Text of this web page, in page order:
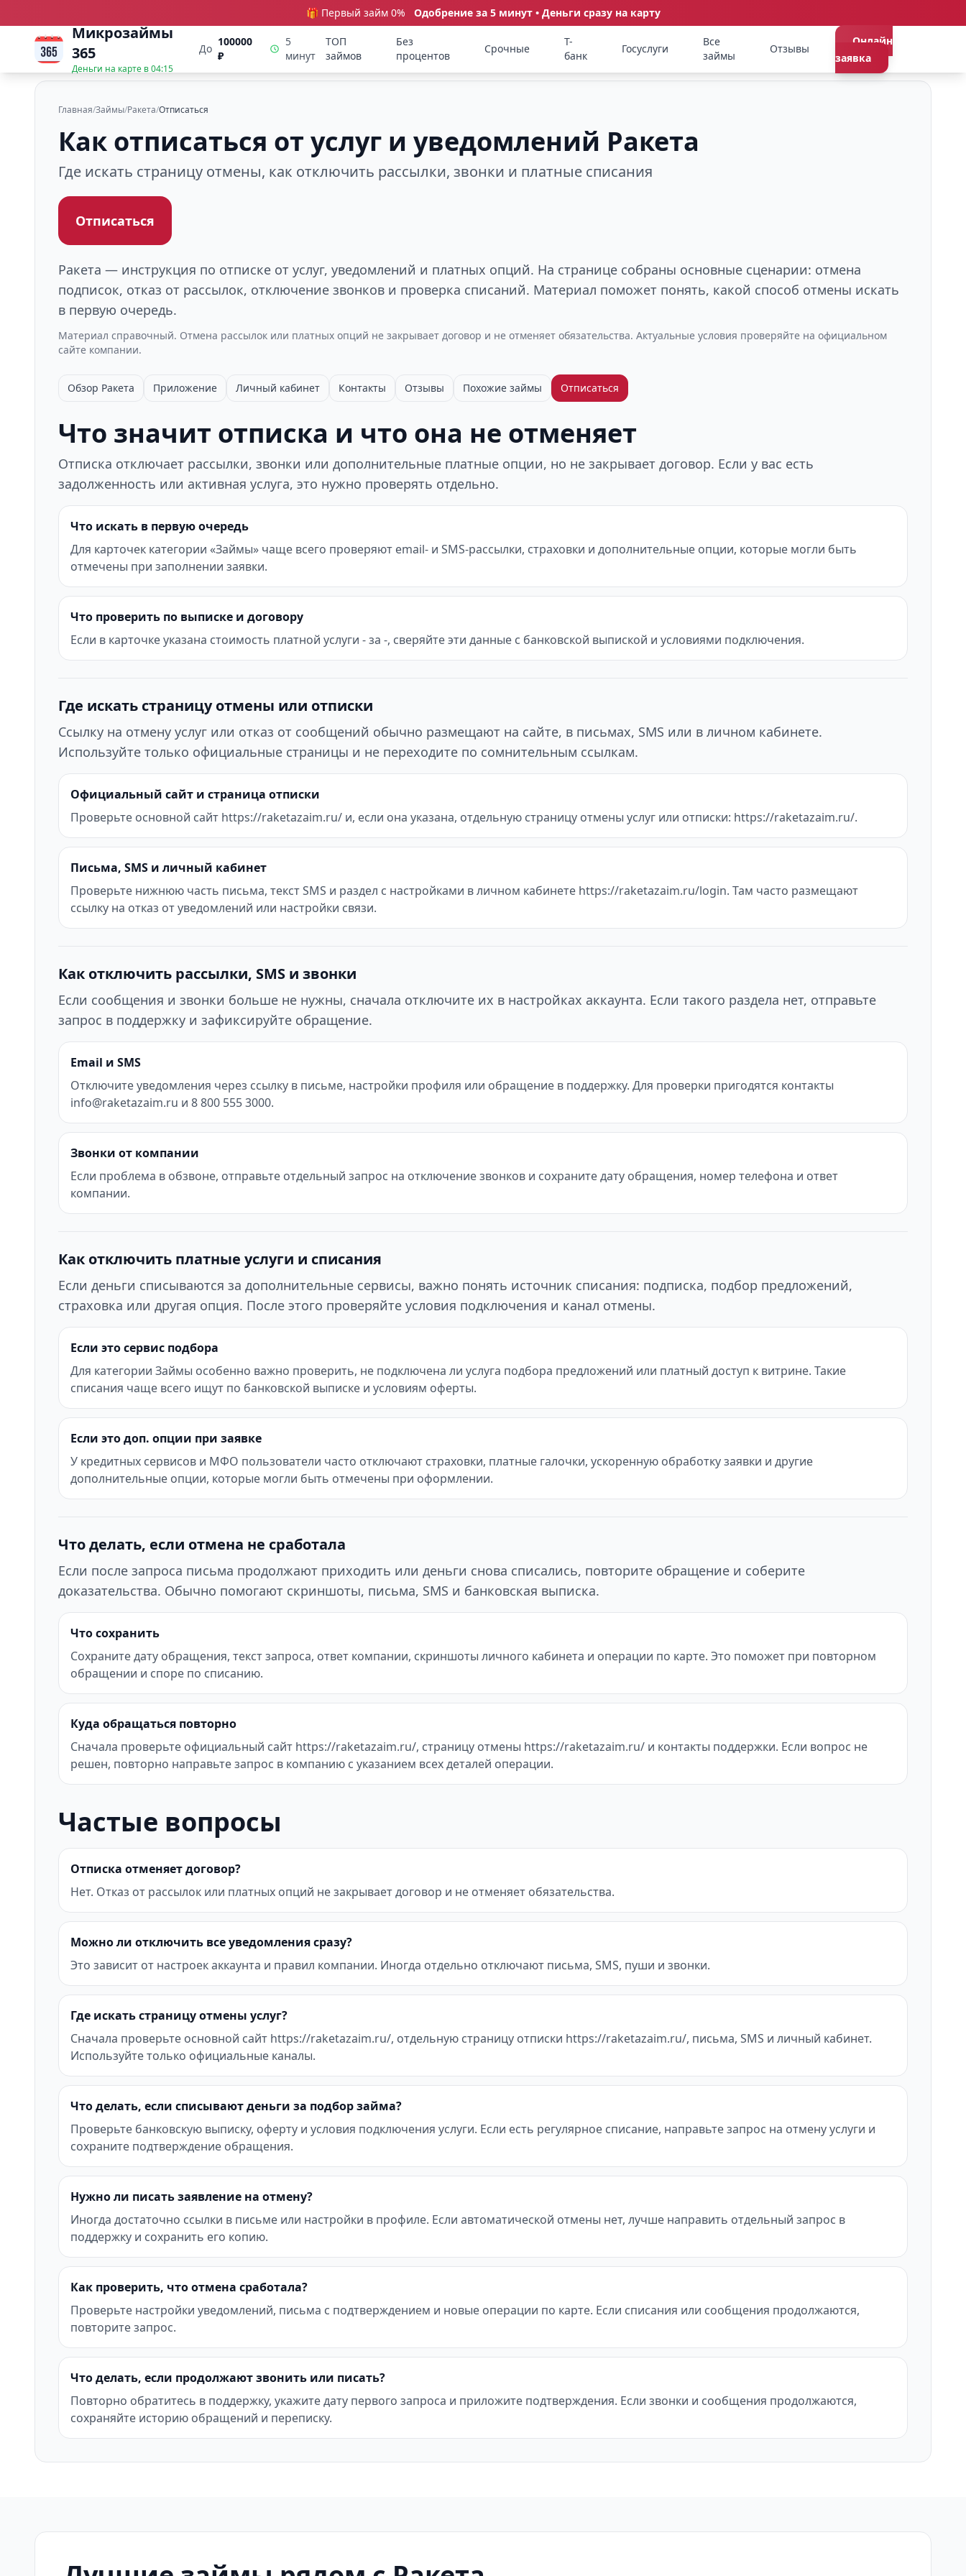
🎁 Первый займ 0% Одобрение за 5 минут • Деньги сразу на карту
Микрозаймы
365
Деньги на карте в04:15
До
100000
₽
5
минут
ТОП
займов
Без
процентов
Срочные
Т-
банк
Госуслуги
Все
займы
Отзывы
Онлайн
заявка
Главная/Займы/Ракета/Отписаться
Как отписаться от услуг и уведомлений Ракета
Где искать страницу отмены, как отключить рассылки, звонки и платные списания
Отписаться
Ракета — инструкция по отписке от услуг, уведомлений и платных опций. На странице собраны основные сценарии: отмена
подписок, отказ от рассылок, отключение звонков и проверка списаний. Материал поможет понять, какой способ отмены искать
в первую очередь.
Материал справочный. Отмена рассылок или платных опций не закрывает договор и не отменяет обязательства. Актуальные условия проверяйте на официальном
сайте компании.
Обзор Ракета Приложение Личный кабинет Контакты Отзывы Похожие займы Отписаться
Что значит отписка и что она не отменяет
Отписка отключает рассылки, звонки или дополнительные платные опции, но не закрывает договор. Если у вас есть
задолженность или активная услуга, это нужно проверять отдельно.
Что искать в первую очередь
Для карточек категории «Займы» чаще всего проверяют email- и SMS-рассылки, страховки и дополнительные опции, которые могли быть
отмечены при заполнении заявки.
Что проверить по выписке и договору
Если в карточке указана стоимость платной услуги - за -, сверяйте эти данные с банковской выпиской и условиями подключения.
Где искать страницу отмены или отписки
Ссылку на отмену услуг или отказ от сообщений обычно размещают на сайте, в письмах, SMS или в личном кабинете.
Используйте только официальные страницы и не переходите по сомнительным ссылкам.
Официальный сайт и страница отписки
Проверьте основной сайт https://raketazaim.ru/ и, если она указана, отдельную страницу отмены услуг или отписки: https://raketazaim.ru/.
Письма, SMS и личный кабинет
Проверьте нижнюю часть письма, текст SMS и раздел с настройками в личном кабинете https://raketazaim.ru/login. Там часто размещают
ссылку на отказ от уведомлений или настройки связи.
Как отключить рассылки, SMS и звонки
Если сообщения и звонки больше не нужны, сначала отключите их в настройках аккаунта. Если такого раздела нет, отправьте
запрос в поддержку и зафиксируйте обращение.
Email и SMS
Отключите уведомления через ссылку в письме, настройки профиля или обращение в поддержку. Для проверки пригодятся контакты
info@raketazaim.ru и 8 800 555 3000.
Звонки от компании
Если проблема в обзвоне, отправьте отдельный запрос на отключение звонков и сохраните дату обращения, номер телефона и ответ
компании.
Как отключить платные услуги и списания
Если деньги списываются за дополнительные сервисы, важно понять источник списания: подписка, подбор предложений,
страховка или другая опция. После этого проверяйте условия подключения и канал отмены.
Если это сервис подбора
Для категории Займы особенно важно проверить, не подключена ли услуга подбора предложений или платный доступ к витрине. Такие
списания чаще всего ищут по банковской выписке и условиям оферты.
Если это доп. опции при заявке
У кредитных сервисов и МФО пользователи часто отключают страховки, платные галочки, ускоренную обработку заявки и другие
дополнительные опции, которые могли быть отмечены при оформлении.
Что делать, если отмена не сработала
Если после запроса письма продолжают приходить или деньги снова списались, повторите обращение и соберите
доказательства. Обычно помогают скриншоты, письма, SMS и банковская выписка.
Что сохранить
Сохраните дату обращения, текст запроса, ответ компании, скриншоты личного кабинета и операции по карте. Это поможет при повторном
обращении и споре по списанию.
Куда обращаться повторно
Сначала проверьте официальный сайт https://raketazaim.ru/, страницу отмены https://raketazaim.ru/ и контакты поддержки. Если вопрос не
решен, повторно направьте запрос в компанию с указанием всех деталей операции.
Частые вопросы
Отписка отменяет договор?
Нет. Отказ от рассылок или платных опций не закрывает договор и не отменяет обязательства.
Можно ли отключить все уведомления сразу?
Это зависит от настроек аккаунта и правил компании. Иногда отдельно отключают письма, SMS, пуши и звонки.
Где искать страницу отмены услуг?
Сначала проверьте основной сайт https://raketazaim.ru/, отдельную страницу отписки https://raketazaim.ru/, письма, SMS и личный кабинет.
Используйте только официальные каналы.
Что делать, если списывают деньги за подбор займа?
Проверьте банковскую выписку, оферту и условия подключения услуги. Если есть регулярное списание, направьте запрос на отмену услуги и
сохраните подтверждение обращения.
Нужно ли писать заявление на отмену?
Иногда достаточно ссылки в письме или настройки в профиле. Если автоматической отмены нет, лучше направить отдельный запрос в
поддержку и сохранить его копию.
Как проверить, что отмена сработала?
Проверьте настройки уведомлений, письма с подтверждением и новые операции по карте. Если списания или сообщения продолжаются,
повторите запрос.
Что делать, если продолжают звонить или писать?
Повторно обратитесь в поддержку, укажите дату первого запроса и приложите подтверждения. Если звонки и сообщения продолжаются,
сохраняйте историю обращений и переписку.